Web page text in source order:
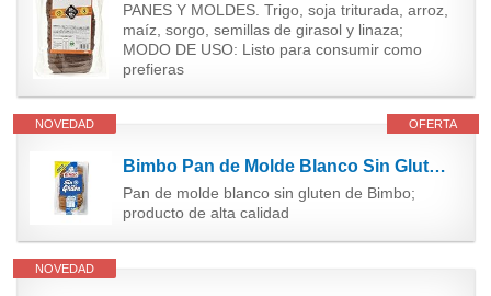
PANES Y MOLDES. Trigo, soja triturada, arroz,
maíz, sorgo, semillas de girasol y linaza;
MODO DE USO: Listo para consumir como
prefieras
OFERTA
NOVEDAD
Bimbo Pan de Molde Blanco Sin Gluten, 300 Gramos
Pan de molde blanco sin gluten de Bimbo;
producto de alta calidad
NOVEDAD